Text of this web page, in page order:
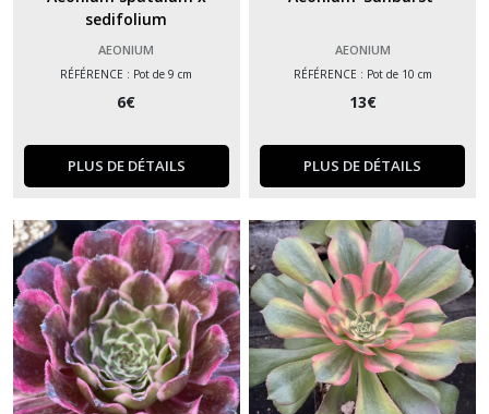
sedifolium
AEONIUM
RÉFÉRENCE : Pot de 9 cm
6€
PLUS DE DÉTAILS
AEONIUM
RÉFÉRENCE : Pot de 10 cm
13€
PLUS DE DÉTAILS